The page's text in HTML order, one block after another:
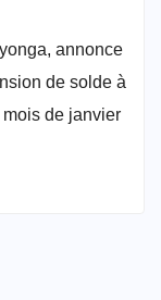
annonce
de solde à
mois de janvier